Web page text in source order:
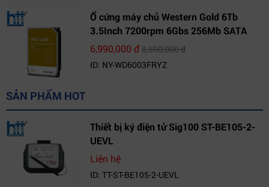
Ổ cứng máy chủ Western Gold 6Tb
3.5Inch 7200rpm 6Gbs 256Mb SATA
(WD6003FRYZ)
6,990,000 đ8,500,000 đ
ID: NY-WD6003FRYZ
SẢN PHẨM HOT
Thiết bị ký điện tử Sig100 ST-BE105-2-
UEVL
Liên hệ
ID: TT-ST-BE105-2-UEVL